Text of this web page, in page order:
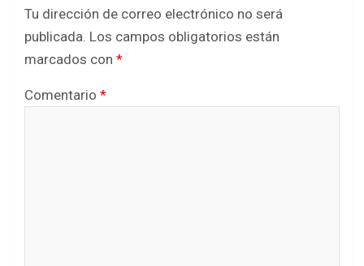
Tu dirección de correo electrónico no será
publicada. Los campos obligatorios están
marcados con *
Comentario *